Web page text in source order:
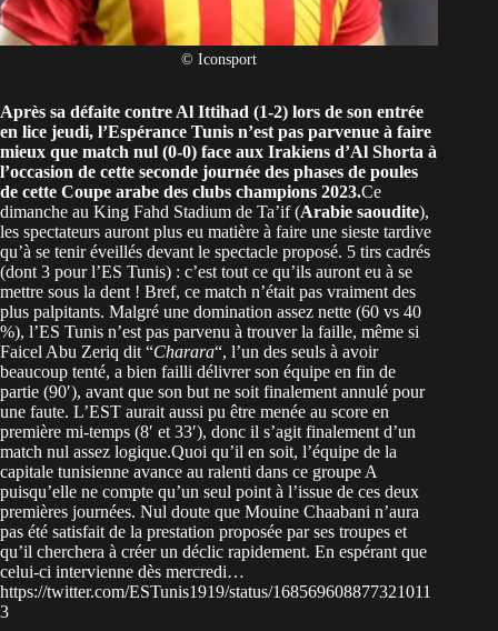
© Iconsport
Après sa défaite contre Al Ittihad (1-2) lors de son entrée
en lice jeudi, l’Espérance Tunis n’est pas parvenue à faire
mieux que match nul (0-0) face aux Irakiens d’Al Shorta à
l’occasion de cette seconde journée des phases de poules
de cette Coupe arabe des clubs champions 2023.Ce
dimanche au King Fahd Stadium de Ta’if (Arabie saoudite),
les spectateurs auront plus eu matière à faire une sieste tardive
qu’à se tenir éveillés devant le spectacle proposé. 5 tirs cadrés
(dont 3 pour l’ES Tunis) : c’est tout ce qu’ils auront eu à se
mettre sous la dent ! Bref, ce match n’était pas vraiment des
plus palpitants. Malgré une domination assez nette (60 vs 40
%), l’ES Tunis n’est pas parvenu à trouver la faille, même si
Faicel Abu Zeriq dit “Charara“, l’un des seuls à avoir
beaucoup tenté, a bien failli délivrer son équipe en fin de
partie (90′), avant que son but ne soit finalement annulé pour
une faute. L’EST aurait aussi pu être menée au score en
première mi-temps (8′ et 33′), donc il s’agit finalement d’un
match nul assez logique.Quoi qu’il en soit, l’équipe de la
capitale tunisienne avance au ralenti dans ce groupe A
puisqu’elle ne compte qu’un seul point à l’issue de ces deux
premières journées. Nul doute que Mouine Chaabani n’aura
pas été satisfait de la prestation proposée par ses troupes et
qu’il cherchera à créer un déclic rapidement. En espérant que
celui-ci intervienne dès mercredi…
https://twitter.com/ESTunis1919/status/168569608877321011
3